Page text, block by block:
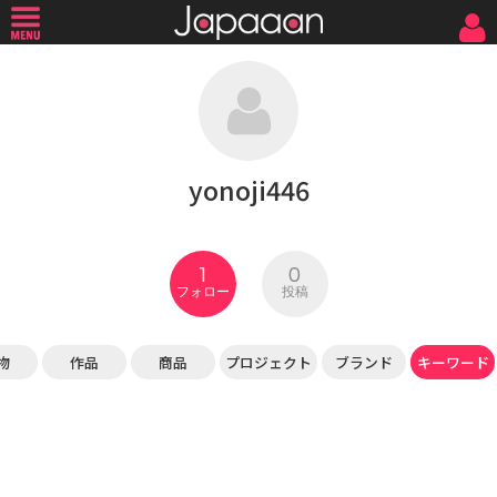
yonoji446
1
フォロー
0
投稿
作品 商品 プロジェクト ブランド キーワード